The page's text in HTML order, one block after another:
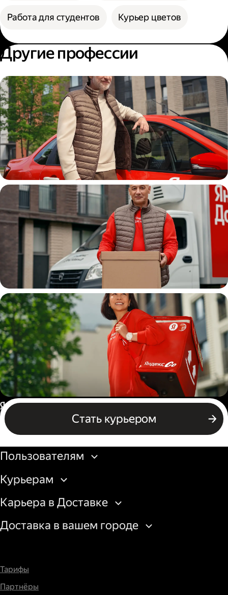
Работа для студентов Курьер цветов
Другие профессии
Автокурьер
Водитель
грузовой машины
Пеший курьер
Стать курьером
Россия
Бизнесу
Пользователям
Курьерам
Карьера в Доставке
Доставка в вашем городе
Тарифы
Партнёры